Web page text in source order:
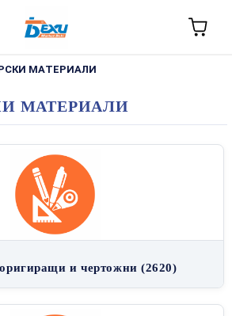
МАТЕРИАЛИ
МАТЕРИАЛИ
и чертожни (2620)